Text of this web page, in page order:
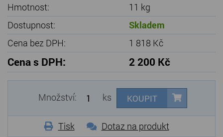
Hmotnost:
11 kg
Dostupnost:
Skladem
Cena bez DPH:
1 818 Kč
Cena s DPH: 2 200 Kč
Množství: ks KOUPIT
Tisk Dotaz na produkt